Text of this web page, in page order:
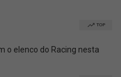
TOP
o elenco do Racing nesta